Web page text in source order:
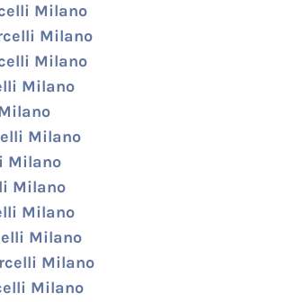
Milano
Milano
Milano
Milano
Milano
Milano
Milano
Milano
Milano
Milano
Milano